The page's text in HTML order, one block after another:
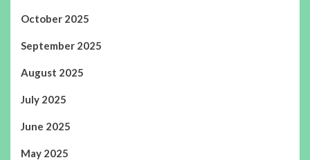
October 2025
September 2025
August 2025
July 2025
June 2025
May 2025